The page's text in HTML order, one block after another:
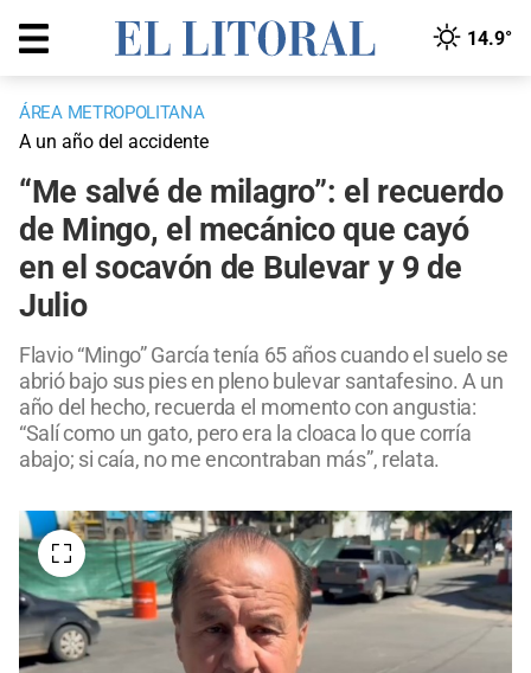
14.9°
ÁREA METROPOLITANA
A un año del accidente
“Me salvé de milagro”: el recuerdo
de Mingo, el mecánico que cayó
en el socavón de Bulevar y 9 de
Julio
Flavio “Mingo” García tenía 65 años cuando el suelo se
abrió bajo sus pies en pleno bulevar santafesino. A un
año del hecho, recuerda el momento con angustia:
“Salí como un gato, pero era la cloaca lo que corría
abajo; si caía, no me encontraban más”, relata.